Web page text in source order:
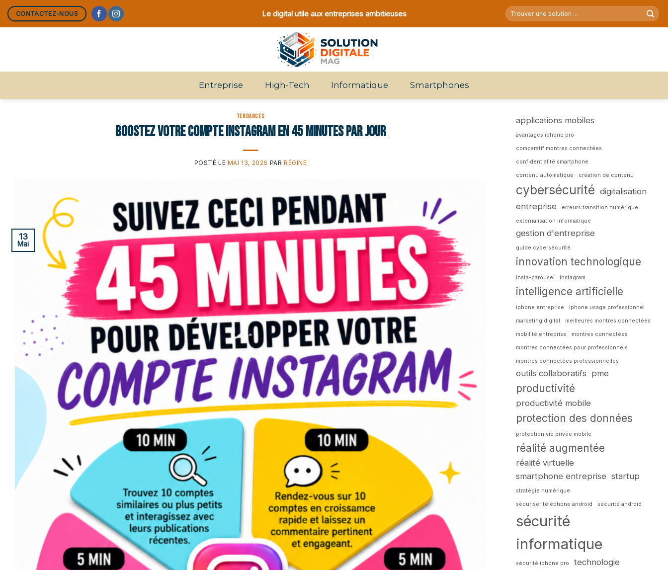
Skip
CONTACTEZ-NOUS Le digital utile aux entreprises ambitieuses
Entreprise High-Tech Informatique Smartphones
TENDANCES
Boostez votre compte Instagram en 45 minutes par jour
POSTÉ LE MAI 13, 2026 PAR RÉGINE
13
Mai
applications mobiles
avantages iphone pro
comparatif montres connectées
confidentialité smartphone
contenu automatique création de contenu
cybersécurité digitalisation
entreprise
erreurs transition numérique
externalisation informatique
gestion d'entreprise
guide cybersécurité
innovation technologique
insta-carousel instagram
intelligence artificielle
iphone entreprise iphone usage professionnel
marketing digital meilleures montres connectées
mobilité entreprise montres connectées
montres connectées pour professionnels
montres connectées professionnelles
outils collaboratifs pme
productivité
productivité mobile
protection des données
protection vie privée mobile
réalité augmentée
réalité virtuelle
smartphone entreprise startup
stratégie numérique
sécuriser téléphone android sécurité android
sécurité
informatique
sécurité iphone pro
technologie